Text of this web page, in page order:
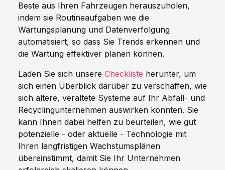
Beste aus Ihren Fahrzeugen herauszuholen,
indem sie Routineaufgaben wie die
Wartungsplanung und Datenverfolgung
automatisiert, so dass Sie Trends erkennen und
die Wartung effektiver planen können.
Laden Sie sich unsere Checkliste herunter, um
sich einen Überblick darüber zu verschaffen, wie
sich ältere, veraltete Systeme auf Ihr Abfall- und
Recyclingunternehmen auswirken könnten. Sie
kann Ihnen dabei helfen zu beurteilen, wie gut
potenzielle - oder aktuelle - Technologie mit
Ihren langfristigen Wachstumsplänen
übereinstimmt, damit Sie Ihr Unternehmen